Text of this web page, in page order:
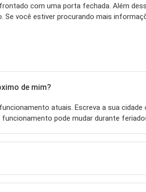
com uma porta fechada. Além
você estiver procurando mais
de mim?
atuais. Escreva a sua
funcionamento pode mudar durante